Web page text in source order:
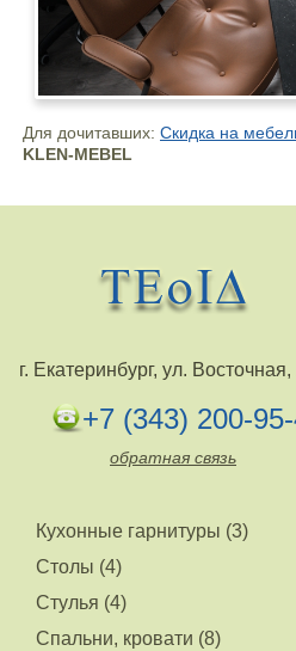
Для дочитавших: Скидка на
KLEN-MEBEL
г. Екатеринбург, ул.
+7 (343) 200-
обратная связь
Кухонные гарнитуры (3)
Столы (4)
Стулья (4)
Спальни, кровати (8)